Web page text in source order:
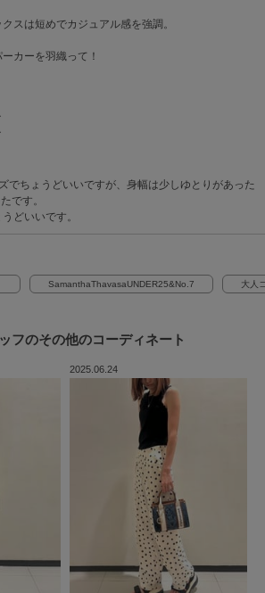
スは短めでカジュアル感を強調。
カーを羽織って！
でちょうどいいですが、身幅は少しゆとりがあった
です。
どいいです。
SamanthaThavasaUNDER25&No.7 大人
フのその他のコーディネート
2025.06.24